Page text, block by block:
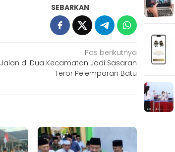
SEBARKAN
Pos berikutnya
Jalan di Dua Kecamatan Jadi Sasaran
Teror Pelemparan Batu